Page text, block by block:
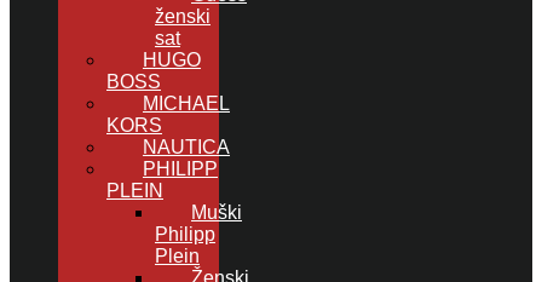
ženski
sat
HUGO
BOSS
MICHAEL
KORS
NAUTICA
PHILIPP
PLEIN
Muški
Philipp
Plein
Ženski